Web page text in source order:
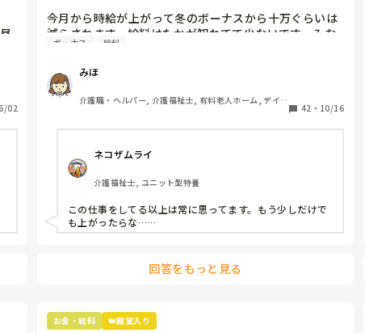
02
今月から時給が上がって冬のボーナスから十万ぐらいは
減らされます。給料はたかが知れてて少ないです。みな
さんは給料が少ないなって思った事はありますか❓
ボーナス 給料
みほ
介護職・ヘルパー, 介護福祉士, 有料老人ホーム, デイ
42 ・ 10/16
ネコザムライ
介護福祉士, ユニット型特養
この仕事をしてる以上は常に思ってます。もう少しだけで
も上がったらな……
回答をもっと見る
お金・給料 👑殿堂入り